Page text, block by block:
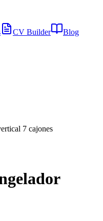
CV Builder Blog
7 cajones